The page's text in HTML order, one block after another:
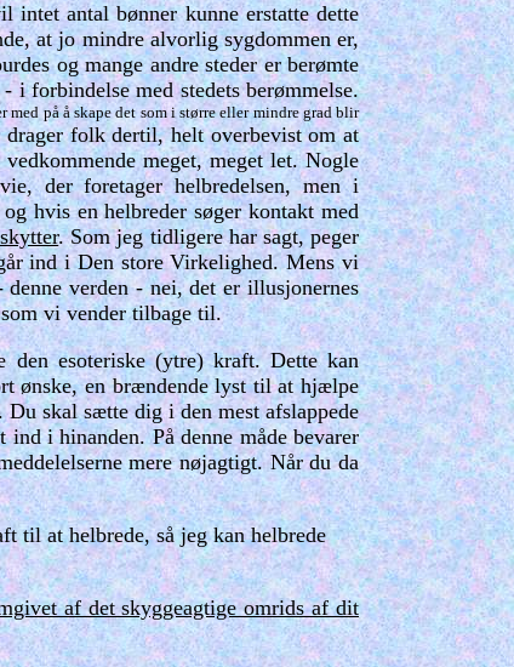
intet antal bønner kunne erstatte dette
at jo mindre alvorlig sygdommen er,
og mange andre steder er berømte
i forbindelse med stedets berømmelse.
på å skape det som i større eller mindre grad blir
drager folk dertil, helt overbevist om at
meget, meget let. Nogle
der foretager helbredelsen, men i
hvis en helbreder søger kontakt med
. Som jeg tidligere har sagt, peger
ind i Den store Virkelighed. Mens vi
verden - nei, det er illusjonernes
vi vender tilbage til.
esoteriske (ytre) kraft. Dette kan
ønske, en brændende lyst til at hjælpe
skal sætte dig i den mest afslappede
i hinanden. På denne måde bevarer
mere nøjagtigt. Når du da
til at helbrede, så jeg kan helbrede
af det skyggeagtige omrids af dit